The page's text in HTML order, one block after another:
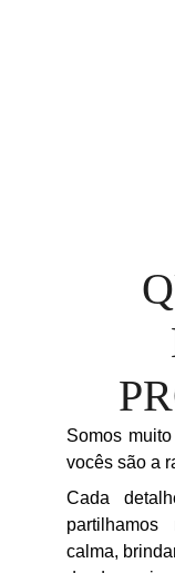
Somos
vocês são a
Cada
partilhamos
calma,